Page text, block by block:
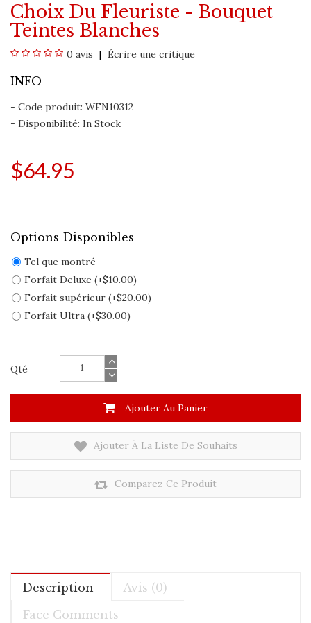
Choix Du Fleuriste - Bouquet
Teintes Blanches
0 avis Écrire une critique
INFO
- Code produit: WFN10312
- Disponibilité: In Stock
$64.95
Options Disponibles
Tel que montré
Forfait Deluxe (+$10.00)
Forfait supérieur (+$20.00)
Forfait Ultra (+$30.00)
Qté
Ajouter Au Panier
Ajouter À La Liste De Souhaits
Comparez Ce Produit
Description
Avis (0)
Face Comments